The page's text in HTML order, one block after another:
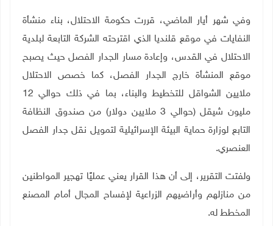
وفي شهر أيار الماضي، قررت حكومة الاحتلال، بناء منشأة
النفايات في موقع قلنديا الذي اقترحته الشركة التابعة لبلدية
الاحتلال في القدس، وإعادة مسار الجدار الفصل حيث يصبح
موقع المنشأة خارج الجدار الفصل، كما خصص الاحتلال
ملايين الشواقل للتخطيط والبناء، بما في ذلك حوالي 12
مليون شيقل (حوالي 3 ملايين دولار) من صندوق النظافة
التابع لوزارة حماية البيئة الإسرائيلية لتمويل نقل جدار الفصل
العنصري.
ولفتت التقرير، إلى أن هذا القرار يعني عمليًا تهجير المواطنين
من منازلهم وأراضيهم الزراعية لإفساح المجال أمام المصنع
المخطط له.